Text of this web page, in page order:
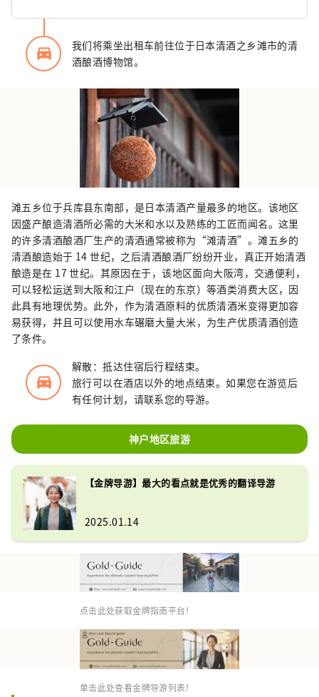
directions_car_filled
我们将乘坐出租车前往位于日本清酒之乡滩市的清
酒酿酒博物馆。
滩五乡位于兵库县东南部，是日本清酒产量最多的地区。该地区
因盛产酿造清酒所必需的大米和水以及熟练的工匠而闻名。这里
的许多清酒酿酒厂生产的清酒通常被称为“滩清酒”。滩五乡的
清酒酿造始于 14 世纪，之后清酒酿酒厂纷纷开业，真正开始清酒
酿造是在 17 世纪。其原因在于，该地区面向大阪湾，交通便利，
可以轻松运送到大阪和江户（现在的东京）等酒类消费大区，因
此具有地理优势。此外，作为清酒原料的优质清酒米变得更加容
易获得，并且可以使用水车碾磨大量大米，为生产优质清酒创造
了条件。
directions_car_filled
解散：抵达住宿后行程结束。
旅行可以在酒店以外的地点结束。如果您在游览后
有任何计划，请联系您的导游。
神户地区旅游
【金牌导游】最大的看点就是优秀的翻译导游
2025.01.14
点击此处获取金牌指南平台！
单击此处查看金牌导游列表！